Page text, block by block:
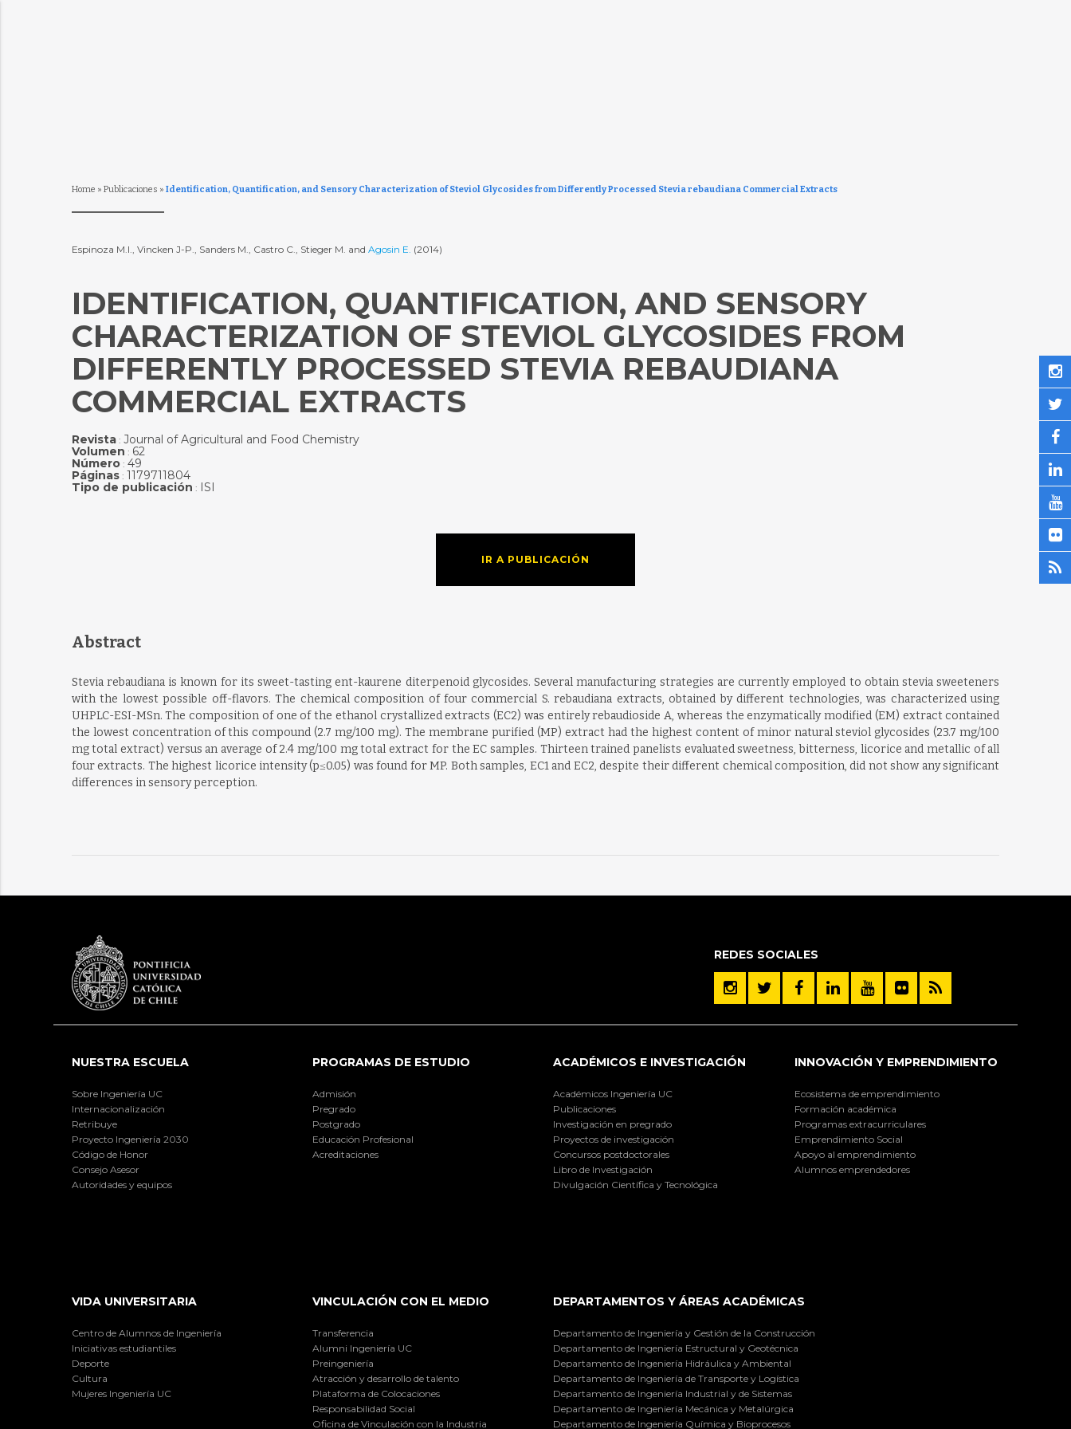
Home » Publicaciones » Identification, Quantification, and Sensory Characterization of Steviol Glycosides from Differently Processed Stevia rebaudiana Commercial Extracts
Espinoza M.I., Vincken J-P., Sanders M., Castro C., Stieger M. and Agosin E. (2014)
IDENTIFICATION, QUANTIFICATION, AND SENSORY
CHARACTERIZATION OF STEVIOL GLYCOSIDES FROM
DIFFERENTLY PROCESSED STEVIA REBAUDIANA
COMMERCIAL EXTRACTS
Revista: Journal of Agricultural and Food Chemistry
Volumen : 62
Número: 49
Páginas: 1179711804
Tipo de publicación : ISI
IR A PUBLICACIÓN
Abstract
Stevia rebaudiana is known for its sweet-tasting ent-kaurene diterpenoid glycosides. Several manufacturing strategies are currently employed to obtain stevia sweeteners
with the lowest possible off-flavors. The chemical composition of four commercial S. rebaudiana extracts, obtained by different technologies, was characterized using
UHPLC-ESI-MSn. The composition of one of the ethanol crystallized extracts (EC2) was entirely rebaudioside A, whereas the enzymatically modified (EM) extract contained
the lowest concentration of this compound (2.7 mg/100 mg). The membrane purified (MP) extract had the highest content of minor natural steviol glycosides (23.7 mg/100
mg total extract) versus an average of 2.4 mg/100 mg total extract for the EC samples. Thirteen trained panelists evaluated sweetness, bitterness, licorice and metallic of all
four extracts. The highest licorice intensity (p≤0.05) was found for MP. Both samples, EC1 and EC2, despite their different chemical composition, did not show any significant
differences in sensory perception.
REDES SOCIALES
NUESTRA ESCUELA
Sobre Ingeniería UC
Internacionalización
Retribuye
Proyecto Ingeniería 2030
Código de Honor
Consejo Asesor
Autoridades y equipos
PROGRAMAS DE ESTUDIO
Admisión
Pregrado
Postgrado
Educación Profesional
Acreditaciones
ACADÉMICOS E INVESTIGACIÓN
Académicos Ingeniería UC
Publicaciones
Investigación en pregrado
Proyectos de investigación
Concursos postdoctorales
Libro de Investigación
Divulgación Científica y Tecnológica
INNOVACIÓN Y EMPRENDIMIENTO
Ecosistema de emprendimiento
Formación académica
Programas extracurriculares
Emprendimiento Social
Apoyo al emprendimiento
Alumnos emprendedores
VIDA UNIVERSITARIA
Centro de Alumnos de Ingeniería
Iniciativas estudiantiles
Deporte
Cultura
Mujeres Ingeniería UC
VINCULACIÓN CON EL MEDIO
Transferencia
Alumni Ingeniería UC
Preingeniería
Atracción y desarrollo de talento
Plataforma de Colocaciones
Responsabilidad Social
Oficina de Vinculación con la Industria
DEPARTAMENTOS Y ÁREAS ACADÉMICAS
Departamento de Ingeniería y Gestión de la Construcción
Departamento de Ingeniería Estructural y Geotécnica
Departamento de Ingeniería Hidráulica y Ambiental
Departamento de Ingeniería de Transporte y Logística
Departamento de Ingeniería Industrial y de Sistemas
Departamento de Ingeniería Mecánica y Metalúrgica
Departamento de Ingeniería Química y Bioprocesos